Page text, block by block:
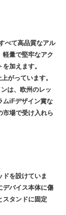
べて高品質なアル
軽量で堅牢なアク
加えます。
がっています。
は、欧州のレッ
ムiFデザイン賞な
市場で受け入れら
ドを設けていま
デバイス本体に傷
スタンドに固定